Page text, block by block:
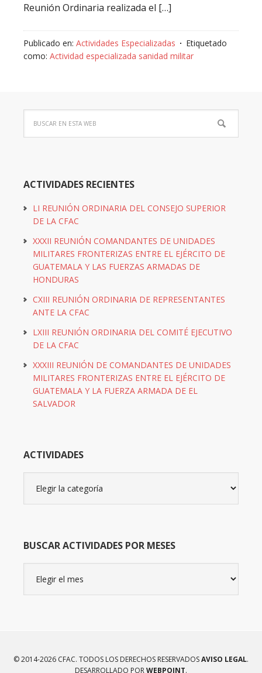
Reunión Ordinaria realizada el […]
Publicado en: Actividades Especializadas
Etiquetado
como: Actividad especializada sanidad militar
ACTIVIDADES RECIENTES
LI REUNIÓN ORDINARIA DEL CONSEJO SUPERIOR
DE LA CFAC
XXXII REUNIÓN COMANDANTES DE UNIDADES
MILITARES FRONTERIZAS ENTRE EL EJÉRCITO DE
GUATEMALA Y LAS FUERZAS ARMADAS DE
HONDURAS
CXIII REUNIÓN ORDINARIA DE REPRESENTANTES
ANTE LA CFAC
LXIII REUNIÓN ORDINARIA DEL COMITÉ EJECUTIVO
DE LA CFAC
XXXIII REUNIÓN DE COMANDANTES DE UNIDADES
MILITARES FRONTERIZAS ENTRE EL EJÉRCITO DE
GUATEMALA Y LA FUERZA ARMADA DE EL
SALVADOR
ACTIVIDADES
BUSCAR ACTIVIDADES POR MESES
actividades
por
© 2014-2026 CFAC. TODOS LOS DERECHOS RESERVADOSAVISO LEGAL.
DESARROLLADO PORWEBPOINT.